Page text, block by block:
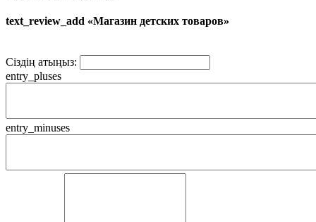
text_review_add «Магазин детских товаров»
Сіздің атыңыз:
entry_pluses
entry_minuses